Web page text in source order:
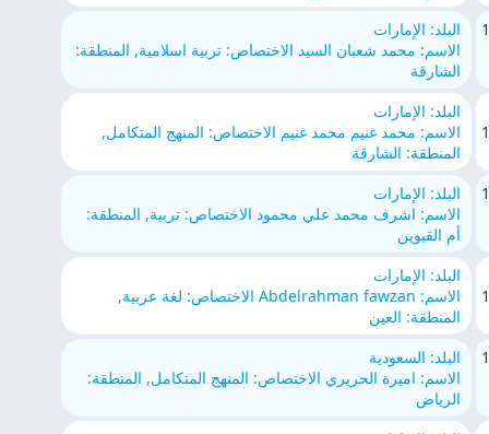
البلد: الإمارات
الاسم: محمد شعبان السيد الاختصاص: تربية اسلامية, المنطقة:
الشارقة
البلد: الإمارات
الاسم: محمد غنيم محمد غنيم الاختصاص: المنهج المتكامل,
المنطقة: الشارقة
البلد: الإمارات
الاسم: اشرف محمد علي محمود الاختصاص: تربية, المنطقة:
أم القيوين
البلد: الإمارات
الاسم: Abdelrahman fawzan الاختصاص: لغة عربية,
المنطقة: العين
البلد: السعودية
الاسم: اميرة الحريري الاختصاص: المنهج المتكامل, المنطقة:
الرياض